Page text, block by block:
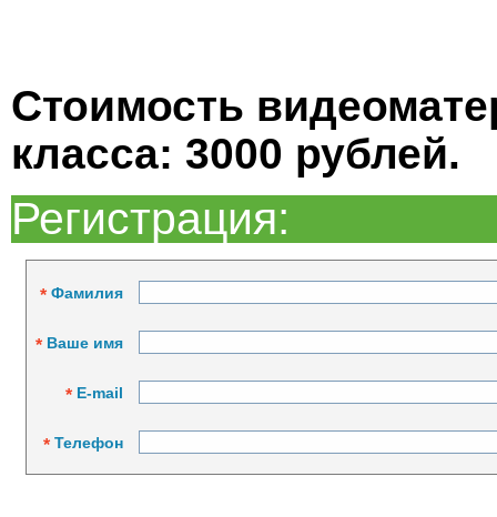
Стоимость
класса: 3000 рублей.
Регистрация:
*Фамилия
* Ваше имя
* E-mail
*Телефон